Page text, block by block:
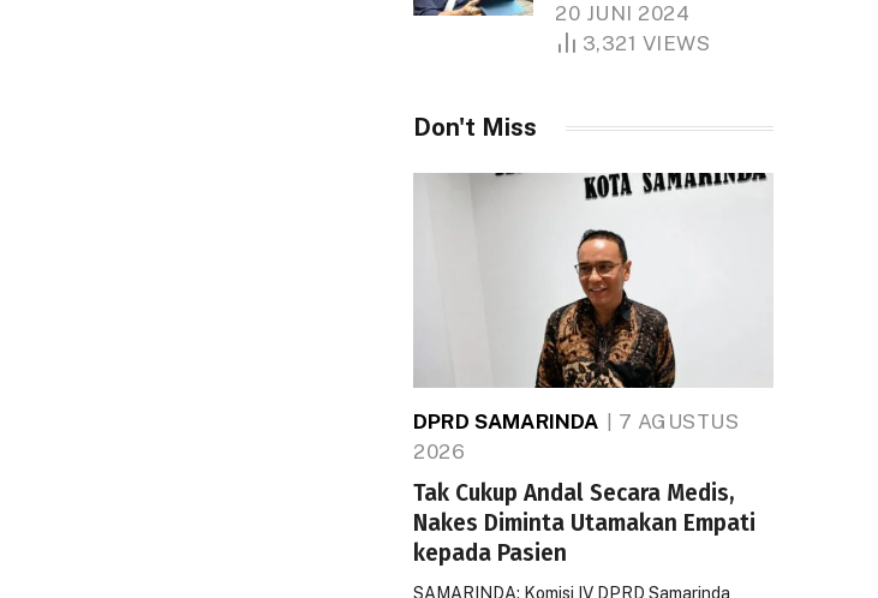
1.000 Hektare
20 JUNI 2024
3,321 VIEWS
Don't Miss
DPRD SAMARINDA
7 AGUSTUS
2026
Tak Cukup Andal Secara Medis,
Nakes Diminta Utamakan Empati
kepada Pasien
SAMARINDA: Komisi IV DPRD Samarinda